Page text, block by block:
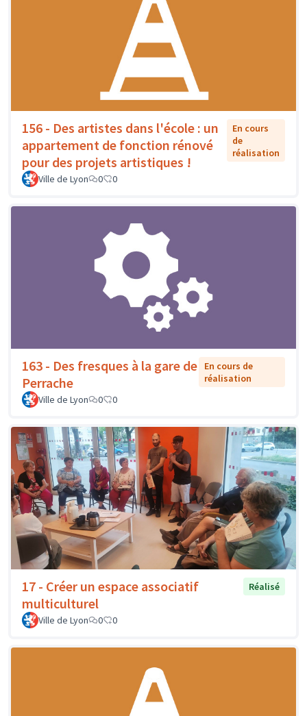
156 - Des artistes dans l'école : un
appartement de fonction rénové
pour des projets artistiques !
En cours
de
réalisation
Ville de Lyon 0 0
163 - Des fresques à la gare de
Perrache
En cours de
réalisation
Ville de Lyon
0 0
17 - Créer un espace associatif
multiculturel
Réalisé
Ville de Lyon 0 0